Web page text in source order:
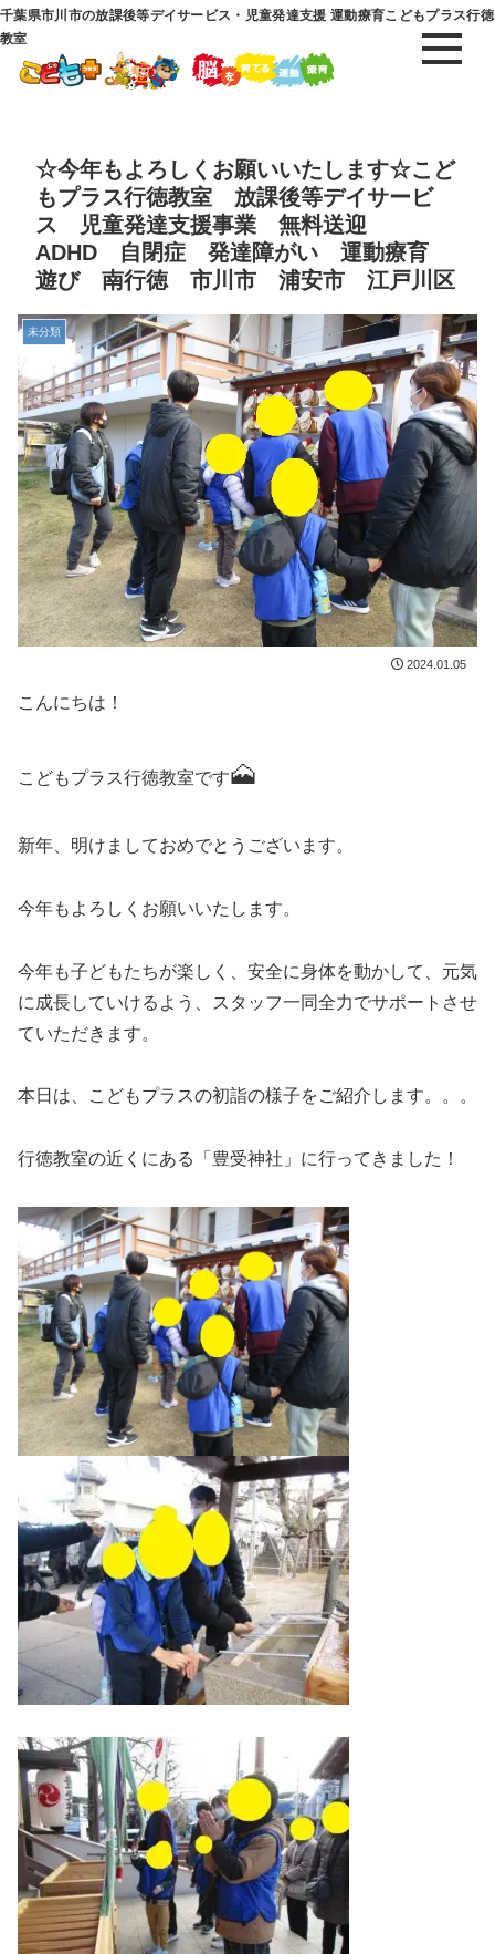
千葉県市川市の放課後等デイサービス・児童発達支援 運動療育こどもプラス行徳
教室
☆今年もよろしくお願いいたします☆こど
もプラス行徳教室 放課後等デイサービ
ス 児童発達支援事業 無料送迎
ADHD 自閉症 発達障がい 運動療育
遊び 南行徳 市川市 浦安市 江戸川区
未分類
2024.01.05
こんにちは！
こどもプラス行徳教室です🗻
新年、明けましておめでとうございます。
今年もよろしくお願いいたします。
今年も子どもたちが楽しく、安全に身体を動かして、元気
に成長していけるよう、スタッフ一同全力でサポートさせ
ていただきます。
本日は、こどもプラスの初詣の様子をご紹介します。。。
行徳教室の近くにある「豊受神社」に行ってきました！